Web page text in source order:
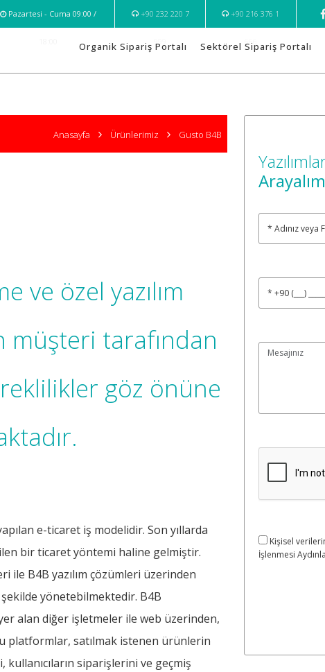
Pazartesi - Cuma 09:00 / +90 232 220 7
999
+90 216 376 1
666
Organik Sipariş Portalı Sektörel Sipariş Portalı
Anasayfa Ürünlerimiz Gusto B4B
ve özel yazılım
müşteri tarafından
göz önüne
e-ticaret iş modelidir. Son yıllarda
bir ticaret yöntemi haline gelmiştir.
ile B4B yazılım çözümleri üzerinden
yönetebilmektedir. B4B
alan diğer işletmeler ile web üzerinden,
platformlar, satılmak istenen ürünlerin
siparişlerini ve geçmiş
Arayalım
Kişisel
İşlenmesi